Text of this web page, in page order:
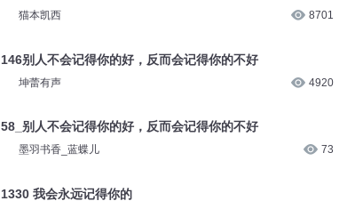
猫本凯西 8701
146别人不会记得你的好，反而会记得你的不好
坤蕾有声 4920
58_别人不会记得你的好，反而会记得你的不好
墨羽书香_蓝蝶儿 73
1330 我会永远记得你的